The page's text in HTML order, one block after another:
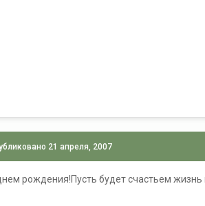
21 апреля, 2007
рождения!Пусть будет счастьем